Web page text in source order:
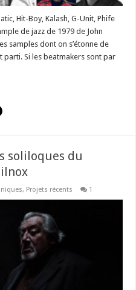
Hit-Boy, Kalash, G-Unit, Phife
de jazz de 1979 de John
samples dont on s’étonne de
parti. Si les beatmakers sont par
soliloques du
, Projets récents 1